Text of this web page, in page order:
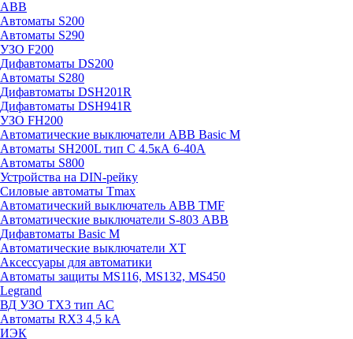
ABB
Автоматы S200
Автоматы S290
УЗО F200
Дифавтоматы DS200
Автоматы S280
Дифавтоматы DSH201R
Дифавтоматы DSH941R
УЗО FH200
Автоматические выключатели ABB Basic M
Автоматы SH200L тип С 4.5кА 6-40А
Автоматы S800
Устройства на DIN-рейку
Силовые автоматы Tmax
Автоматический выключатель ABB TMF
Автоматические выключатели S-803 АВВ
Дифавтоматы Basic M
Автоматические выключатели XT
Аксессуары для автоматики
Автоматы защиты MS116, MS132, MS450
Legrand
ВД УЗО TX3 тип АС
Автоматы RX3 4,5 kA
ИЭК